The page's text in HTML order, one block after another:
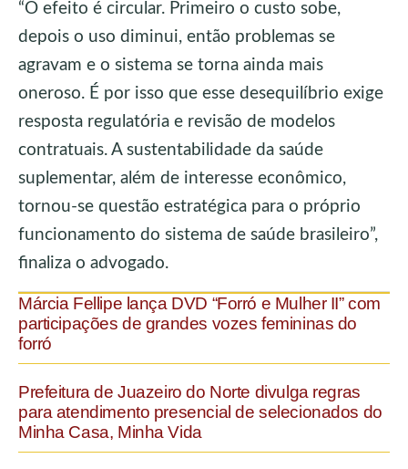
“O efeito é circular. Primeiro o custo sobe,
depois o uso diminui, então problemas se
agravam e o sistema se torna ainda mais
oneroso. É por isso que esse desequilíbrio exige
resposta regulatória e revisão de modelos
contratuais. A sustentabilidade da saúde
suplementar, além de interesse econômico,
tornou-se questão estratégica para o próprio
funcionamento do sistema de saúde brasileiro”,
finaliza o advogado.
Márcia Fellipe lança DVD “Forró e Mulher II” com
participações de grandes vozes femininas do
forró
Prefeitura de Juazeiro do Norte divulga regras
para atendimento presencial de selecionados do
Minha Casa, Minha Vida